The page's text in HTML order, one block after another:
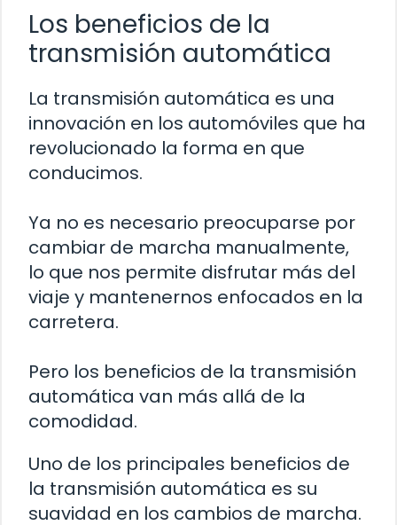
Los beneficios de la
transmisión automática
La transmisión automática es una
innovación en los automóviles que ha
revolucionado la forma en que
conducimos.
Ya no es necesario preocuparse por
cambiar de marcha manualmente,
lo que nos permite disfrutar más del
viaje y mantenernos enfocados en la
carretera.
Pero los beneficios de la transmisión
automática van más allá de la
comodidad.
Uno de los principales beneficios de
la transmisión automática es su
suavidad en los cambios de marcha.